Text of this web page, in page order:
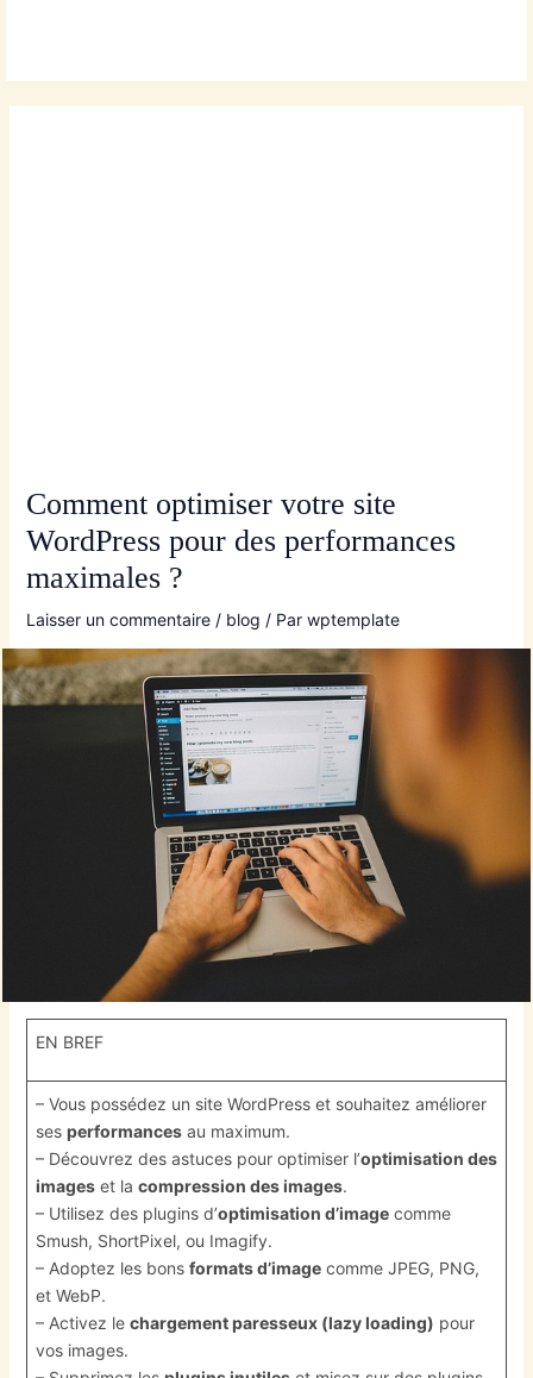
Comment optimiser votre site
WordPress pour des performances
maximales ?
Laisser un commentaire / blog / Par wptemplate
EN BREF
– Vous possédez un site WordPress et souhaitez améliorer
ses performancesau maximum.
– Découvrez des astuces pour optimiser l’optimisation des
imageset la compression des images.
– Utilisez des plugins d’optimisation d’imagecomme
Smush, ShortPixel, ou Imagify.
– Adoptez les bons formats d’imagecomme JPEG, PNG,
et WebP.
– Activez le chargement paresseux (lazy loading) pour
vos images.